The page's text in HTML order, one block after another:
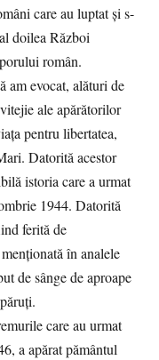
care au luptat și s-
doilea Război
român.
am evocat, alături de
ale apărătorilor
pentru libertatea,
Datorită acestor
istoria care a urmat
1944. Datorită
ferită de
în analele
de sânge de aproape
care au urmat
a apărat pământul